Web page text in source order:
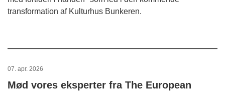
transformation af Kulturhus Bunkeren.
07. apr. 2026
Mød vores eksperter fra The European